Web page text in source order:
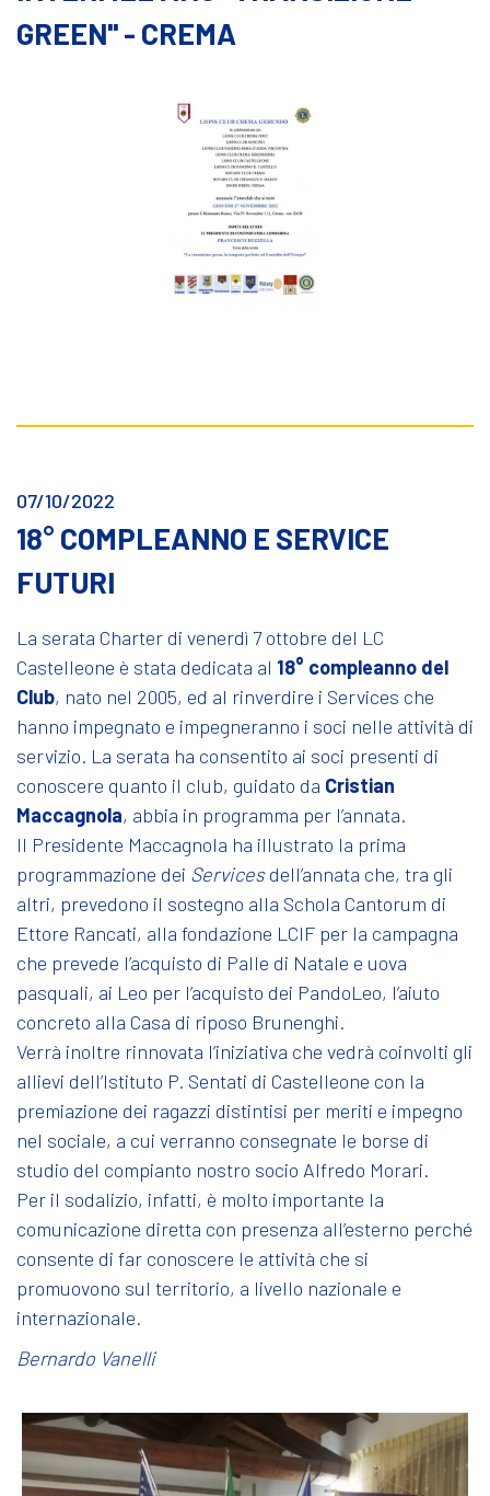
GREEN" - CREMA
07/10/2022
18° COMPLEANNO E SERVICE
FUTURI
La serata Charter di venerdì 7 ottobre del LC
Castelleone è stata dedicata al 18° compleanno del
Club, nato nel 2005, ed al rinverdire i Services che
hanno impegnato e impegneranno i soci nelle attività di
servizio. La serata ha consentito ai soci presenti di
conoscere quanto il club, guidato da Cristian
Maccagnola, abbia in programma per l’annata.
Il Presidente Maccagnola ha illustrato la prima
programmazione dei Servicesdell’annata che, tra gli
altri, prevedono il sostegno alla Schola Cantorum di
Ettore Rancati, alla fondazione LCIF per la campagna
che prevede l’acquisto di Palle di Natale e uova
pasquali, ai Leo per l’acquisto dei PandoLeo, l’aiuto
concreto alla Casa di riposo Brunenghi.
Verrà inoltre rinnovata l’iniziativa che vedrà coinvolti gli
allievi dell’Istituto P. Sentati di Castelleone con la
premiazione dei ragazzi distintisi per meriti e impegno
nel sociale, a cui verranno consegnate le borse di
studio del compianto nostro socio Alfredo Morari.
Per il sodalizio, infatti, è molto importante la
comunicazione diretta con presenza all’esterno perché
consente di far conoscere le attività che si
promuovono sul territorio, a livello nazionale e
internazionale.
Bernardo Vanelli